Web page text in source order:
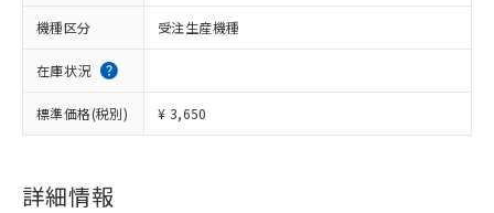
機種区分 受注生産機種
在庫状況
標準価格(税別) ¥ 3,650
詳細情報